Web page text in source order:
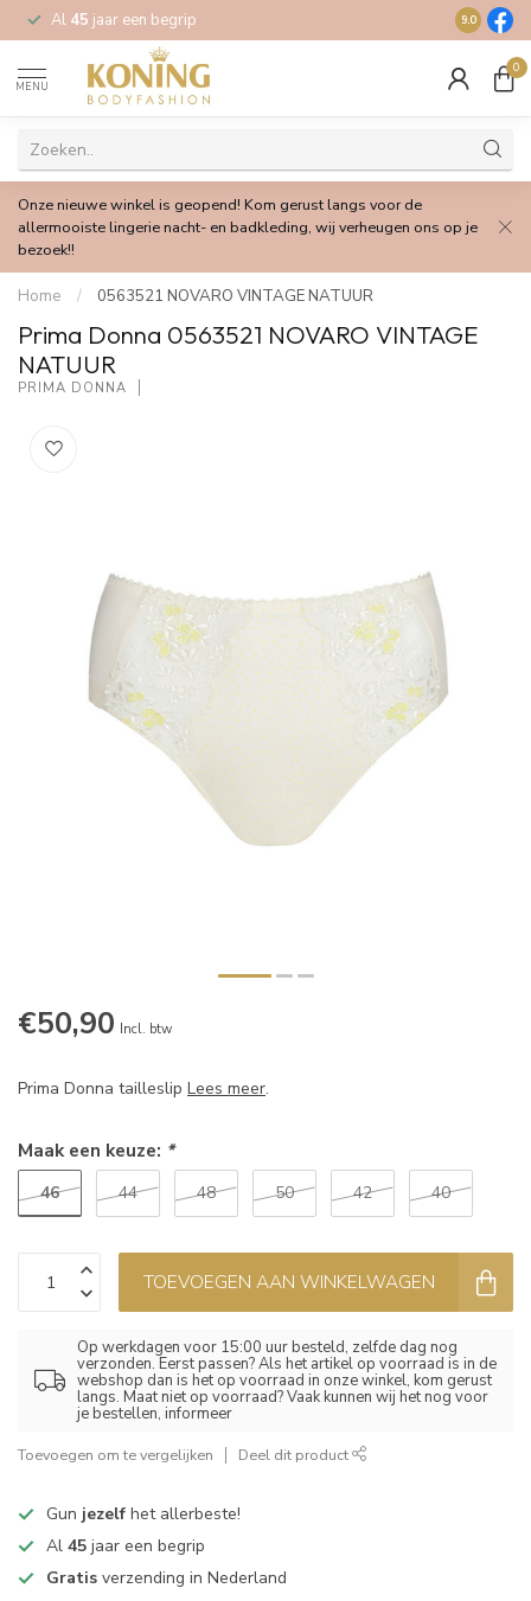
Al 45 jaar een begrip Gratis
9.0
MENU
0
Onze nieuwe winkel is geopend! Kom gerust langs voor de
allermooiste lingerie nacht- en badkleding, wij verheugen ons op je
bezoek!!
Home / 0563521 NOVARO VINTAGE NATUUR
Prima Donna 0563521 NOVARO VINTAGE
NATUUR
PRIMA DONNA
€50,90 Incl. btw
Prima Donna tailleslip Lees meer.
Maak een keuze: *
46 44 48 50 42 40
TOEVOEGEN AAN WINKELWAGEN
Op werkdagen voor 15:00 uur besteld, zelfde dag nog
verzonden. Eerst passen? Als het artikel op voorraad is in de
webshop dan is het op voorraad in onze winkel, kom gerust
langs. Maat niet op voorraad? Vaak kunnen wij het nog voor
je bestellen, informeer
Toevoegen om te vergelijken Deel dit product
Gun jezelf het allerbeste!
Al 45 jaar een begrip
Gratis verzending in Nederland